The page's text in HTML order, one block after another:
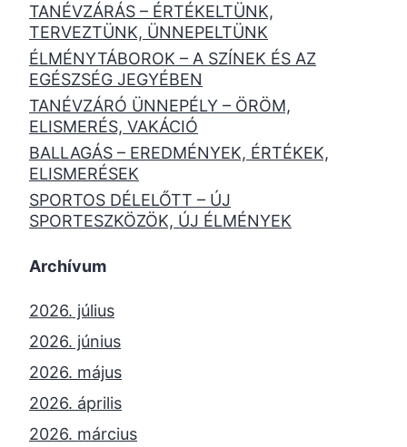
TANÉVZÁRÁS – ÉRTÉKELTÜNK,
TERVEZTÜNK, ÜNNEPELTÜNK
ÉLMÉNYTÁBOROK – A SZÍNEK ÉS AZ
EGÉSZSÉG JEGYÉBEN
TANÉVZÁRÓ ÜNNEPÉLY – ÖRÖM,
ELISMERÉS, VAKÁCIÓ
BALLAGÁS – EREDMÉNYEK, ÉRTÉKEK,
ELISMERÉSEK
SPORTOS DÉLELŐTT – ÚJ
SPORTESZKÖZÖK, ÚJ ÉLMÉNYEK
Archívum
2026. július
2026. június
2026. május
2026. április
2026. március